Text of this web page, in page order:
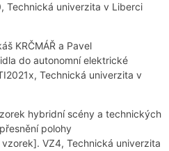
univerzita v Liberci
KRČMÁŘ a Pavel
do autonomní elektrické
Technická univerzita v
hybridní scény a technických
polohy
VZ4, Technická univerzita